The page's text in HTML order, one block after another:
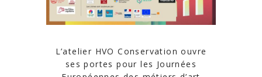
L’atelier HVO Conservation ouvre
ses portes pour les Journées